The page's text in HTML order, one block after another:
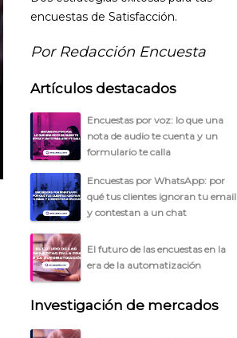
encuestas de Satisfacción.
Por Redacción Encuesta
Artículos destacados
Encuestas por voz: lo que una
nota de audio te cuenta y un
formulario te calla
Encuestas por WhatsApp: por
qué tus clientes ignoran tu email
y contestan a un chat
El futuro de las encuestas en la
era de la automatización
Investigación de mercados